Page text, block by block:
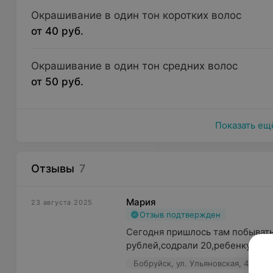
Окрашивание в один тон коротких волос
от 40 руб.
Окрашивание в один тон средних волос
от 50 руб.
Показать
Отзывы 7
23 августа 2025 Мария
Отзыв подтвержден
Сегодня пришлось там
рублей,содрали 20,ребенку
Бобруйск, ул. Ульяновская, 49